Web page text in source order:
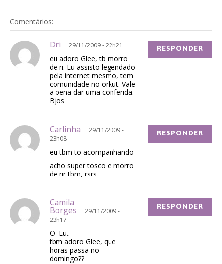
Comentários:
Dri 29/11/2009 - 22h21
eu adoro Glee, tb morro
de ri. Eu assisto legendado
pela internet mesmo, tem
comunidade no orkut. Vale
a pena dar uma conferida.
Bjos
RESPONDER
Carlinha
29/11/2009 -
23h08
eu tbm to acompanhando
acho super tosco e morro
de rir tbm, rsrs
RESPONDER
Camila
Borges
29/11/2009 -
23h17
OI Lu..
tbm adoro Glee, que
horas passa no
domingo??
RESPONDER